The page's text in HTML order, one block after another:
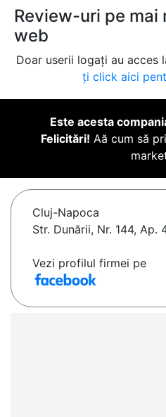
Review-uri pe
web
Doar userii logați au acces
ți click aici
Este acesta
Felicitări! Aă cum să
Cluj-Napoca
Str. Dunării, Nr. 144, Ap.
Vezi profilul firmei pe